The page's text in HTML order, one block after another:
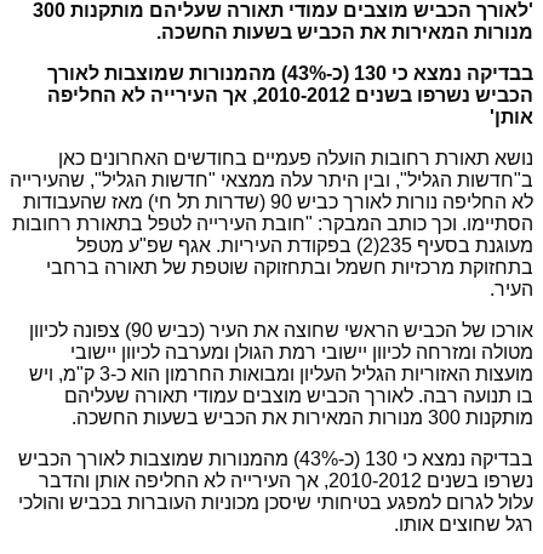
'לאורך הכביש מוצבים עמודי תאורה שעליהם מותקנות 300
מנורות המאירות את הכביש בשעות החשכה.
בבדיקה נמצא כי 130 (כ-43%) מהמנורות שמוצבות לאורך
הכביש נשרפו בשנים 2010-2012, אך העירייה לא החליפה
אותן'
נושא תאורת רחובות הועלה פעמיים בחודשים האחרונים כאן
ב"חדשות הגליל", ובין היתר עלה ממצאי "חדשות הגליל", שהעירייה
לא החליפה נורות לאורך כביש 90 (שדרות תל חי) מאז שהעבודות
הסתיימו. וכך כותב המבקר: "חובת העירייה לטפל בתאורת רחובות
מעוגנת בסעיף 235(2) בפקודת העיריות. אגף שפ"ע מטפל
בתחזוקת מרכזיות חשמל ובתחזוקה שוטפת של תאורה ברחבי
העיר.
אורכו של הכביש הראשי שחוצה את העיר (כביש 90) צפונה לכיוון
מטולה ומזרחה לכיוון יישובי רמת הגולן ומערבה לכיוון יישובי
מועצות האזוריות הגליל העליון ומבואות החרמון הוא כ-3 ק"מ, ויש
בו תנועה רבה. לאורך הכביש מוצבים עמודי תאורה שעליהם
מותקנות 300 מנורות המאירות את הכביש בשעות החשכה.
בבדיקה נמצא כי 130 (כ-43%) מהמנורות שמוצבות לאורך הכביש
נשרפו בשנים 2010-2012, אך העירייה לא החליפה אותן והדבר
עלול לגרום למפגע בטיחותי שיסכן מכוניות העוברות בכביש והולכי
רגל שחוצים אותו.